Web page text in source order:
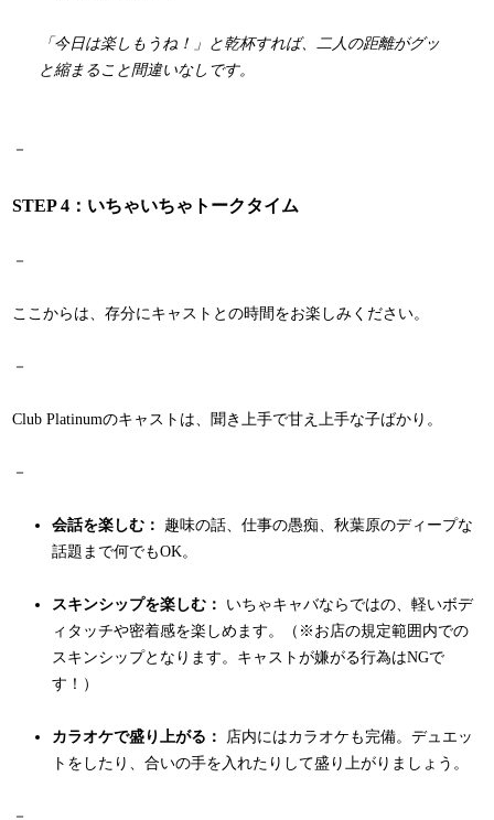
「今日は楽しもうね！」と乾杯すれば、二人の距離がグッ
と縮まること間違いなしです。
－
STEP 4：いちゃいちゃトークタイム
－
ここからは、存分にキャストとの時間をお楽しみください。
－
Club Platinumのキャストは、聞き上手で甘え上手な子ばかり。
－
会話を楽しむ：
趣味の話、仕事の愚痴、秋葉原のディープな
話題まで何でもOK。
スキンシップを楽しむ：
いちゃキャバならではの、軽いボデ
ィタッチや密着感を楽しめます。（※お店の規定範囲内での
スキンシップとなります。キャストが嫌がる行為はNGで
す！）
カラオケで盛り上がる：
店内にはカラオケも完備。デュエッ
トをしたり、合いの手を入れたりして盛り上がりましょう。
－